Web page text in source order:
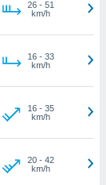
26- 51
km/h
16- 33
km/h
16- 35
km/h
20- 42
km/h